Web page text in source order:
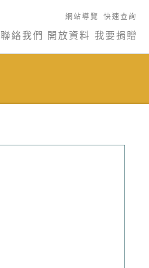
網站導覽 快速查詢
聯絡我們 開放資料 我要捐贈